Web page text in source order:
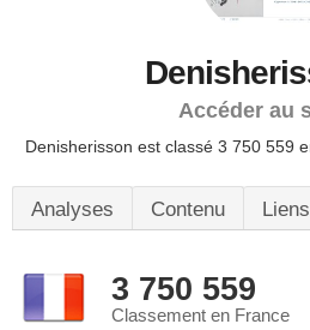
Accéder au
Denisherisson est classé 3 750 559
Analyses Contenu Liens
3 750 559
Classement en France